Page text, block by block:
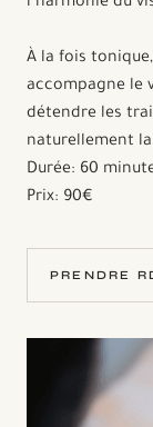
À la fois
accompagne le
détendre les
naturellement
Durée: 60
Prix: 90€
PRENDRE